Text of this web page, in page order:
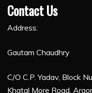
Contact Us
Address:
Gautam Chaudhry
C/O C.P. Yadav, Block
Khatal More Road,